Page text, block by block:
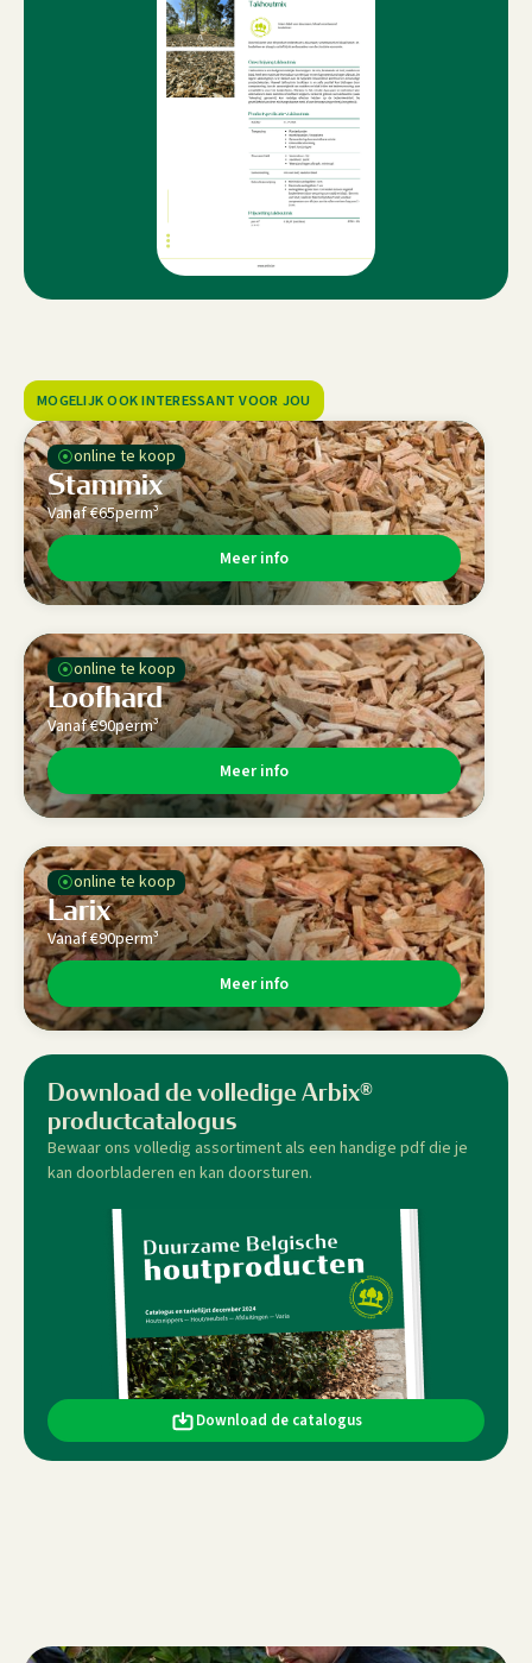
MOGELIJK OOK INTERESSANT VOOR JOU
⦿online te koop
Stammix
Vanaf €65perm³
Meer info
⦿online te koop
Loofhard
Vanaf €90perm³
Meer info
⦿online te koop
Larix
Vanaf €90perm³
Meer info
Download de volledige Arbix®
productcatalogus
Bewaar ons volledig assortiment als een handige pdf die je
kan doorbladeren en kan doorsturen.
Download de catalogus